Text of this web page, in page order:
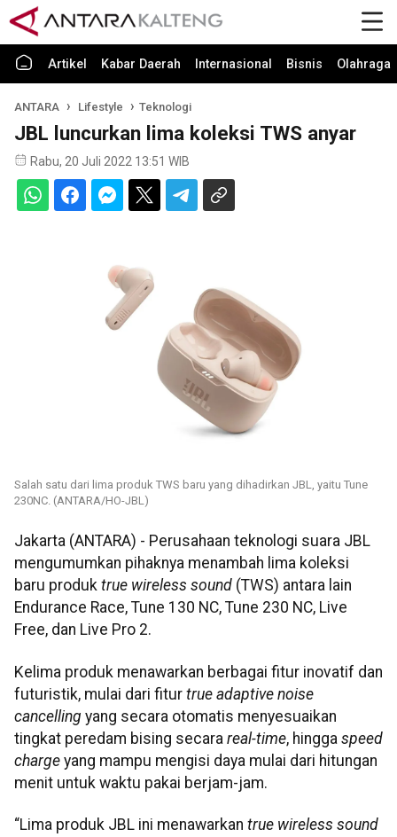
Artikel Kabar Daerah Internasional Bisnis Olahraga
ANTARA Lifestyle Teknologi
JBL luncurkan lima koleksi TWS anyar
Rabu, 20 Juli 2022 13:51 WIB
Salah satu dari lima produk TWS baru yang dihadirkan JBL, yaitu Tune
230NC. (ANTARA/HO-JBL)
Jakarta (ANTARA) - Perusahaan teknologi suara JBL
mengumumkan pihaknya menambah lima koleksi
baru produk true wireless sound (TWS) antara lain
Endurance Race, Tune 130 NC, Tune 230 NC, Live
Free, dan Live Pro 2.
Kelima produk menawarkan berbagai fitur inovatif dan
futuristik, mulai dari fitur true adaptive noise
cancelling yang secara otomatis menyesuaikan
tingkat peredam bising secara real-time, hingga speed
charge yang mampu mengisi daya mulai dari hitungan
menit untuk waktu pakai berjam-jam.
“Lima produk JBL ini menawarkan true wireless sound